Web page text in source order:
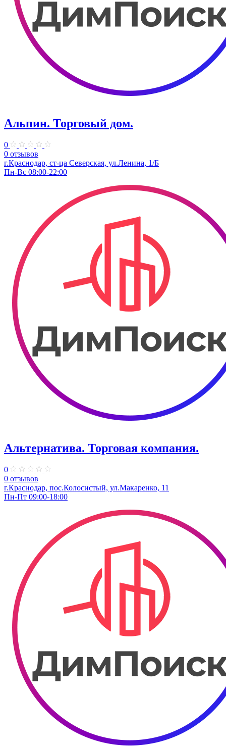
Альпин. Торговый дом.
0
0 отзывов
г.Краснодар, ст-ца Северская, ул.Ленина, 1/Б
Пн-Вс 08:00-22:00
Альтернатива. Торговая компания.
0
0 отзывов
г.Краснодар, пос.Колосистый, ул.Макаренко, 11
Пн-Пт 09:00-18:00